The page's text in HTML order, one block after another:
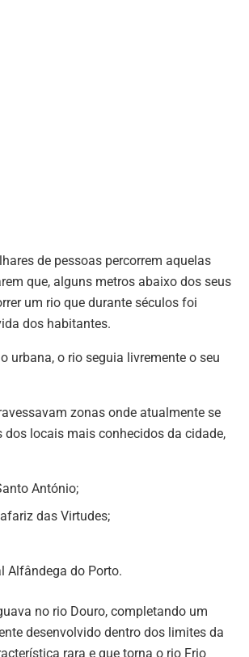
de pessoas percorrem aquelas
que, alguns metros abaixo dos seus
um rio que durante séculos foi
dos habitantes.
urbana, o rio seguia livremente o seu
zonas onde atualmente se
dos locais mais conhecidos da cidade,
António;
das Virtudes;
Alfândega do Porto.
no rio Douro, completando um
desenvolvido dentro dos limites da
rara e que torna o rio Frio